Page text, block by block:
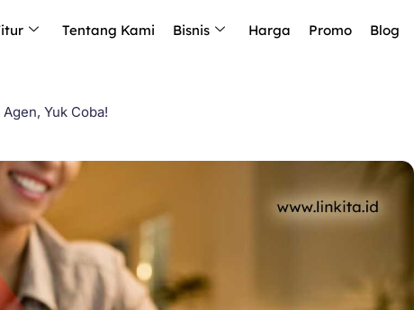
Tentang Kami Bisnis Harga Promo Blog
Yuk Coba!